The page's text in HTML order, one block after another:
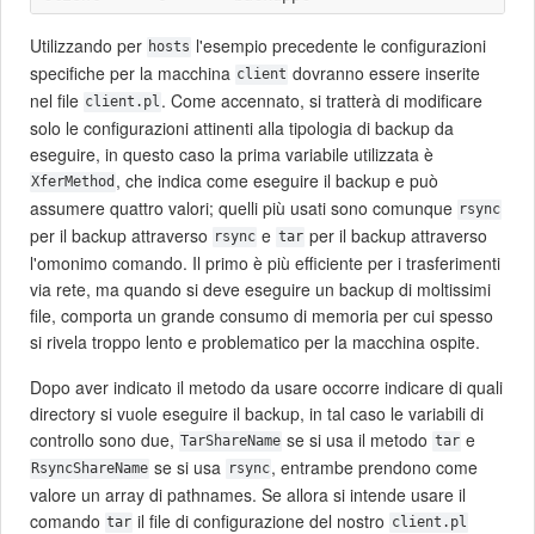
Utilizzando per hosts l'esempio precedente le configurazioni
specifiche per la macchina client dovranno essere inserite
nel file client.pl . Come accennato, si tratterà di modificare
solo le configurazioni attinenti alla tipologia di backup da
eseguire, in questo caso la prima variabile utilizzata è
XferMethod , che indica come eseguire il backup e può
assumere quattro valori; quelli più usati sono comunque rsync
per il backup attraverso rsync e tar per il backup attraverso
l'omonimo comando. Il primo è più efficiente per i trasferimenti
via rete, ma quando si deve eseguire un backup di moltissimi
file, comporta un grande consumo di memoria per cui spesso
si rivela troppo lento e problematico per la macchina ospite.
Dopo aver indicato il metodo da usare occorre indicare di quali
directory si vuole eseguire il backup, in tal caso le variabili di
controllo sono due, TarShareName se si usa il metodo tar e
RsyncShareName se si usa rsync, entrambe prendono come
valore un array di pathnames. Se allora si intende usare il
comando tar il file di configurazione del nostro client.pl